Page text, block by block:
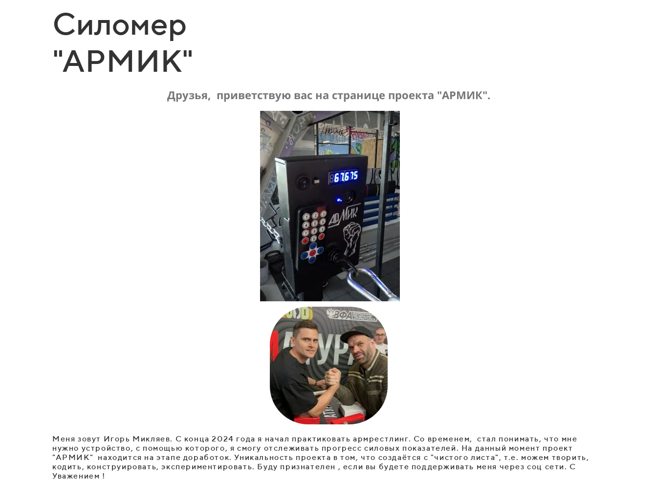
Cиломер
"АРМИК"
Друзья, приветствую вас на странице проекта "АРМИК".
Меня зовут Игорь Микляев. С конца 2024 года я начал практиковать армрестлинг. Со временем, стал понимать, что мне
нужно устройство, с помощью которого, я смогу отслеживать прогресс силовых показателей. На данный момент проект
"АРМИК" находится на этапе доработок. Уникальность проекта в том, что создаётся с "чистого листа", т.е. можем творить,
кодить, конструировать, экспериментировать. Буду признателен , если вы будете поддерживать меня через соц сети. С
Уважением !